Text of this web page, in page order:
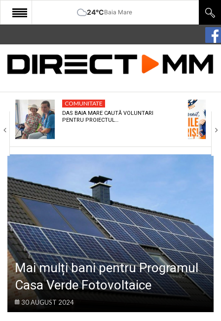
24°CBaia Mare
START
COMUNITATE
CULTURA
ECONOMIE
SANATATE
SPECIAL
POLITIC
LIFE
COMUNITATE
DAS BAIA MARE CAUTĂ VOLUNTARI
PENTRU PROIECTUL…
Mai mulți bani pentru Programul
Casa Verde Fotovoltaice
30 AUGUST 2024